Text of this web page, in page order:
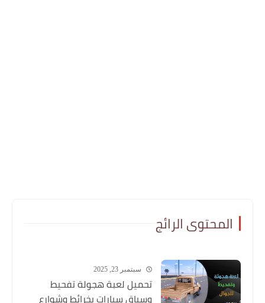
المحتوى الرائج
سبتمبر 23, 2025
تحميل لعبة هجولة تفحيط
وسباق سيارات بخرائط وشوارع